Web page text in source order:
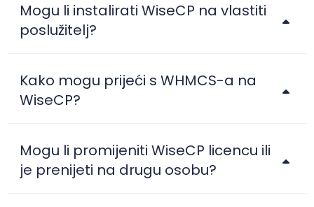
Mogu li instalirati WiseCP na vlastiti
poslužitelj?
Kako mogu prijeći s WHMCS-a na
WiseCP?
Mogu li promijeniti WiseCP licencu ili
je prenijeti na drugu osobu?